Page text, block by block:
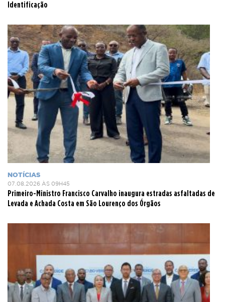
Identificação
NOTÍCIAS
07.08.2026 ÀS 09H45
Primeiro-Ministro Francisco Carvalho inaugura estradas asfaltadas de
Levada e Achada Costa em São Lourenço dos Órgãos